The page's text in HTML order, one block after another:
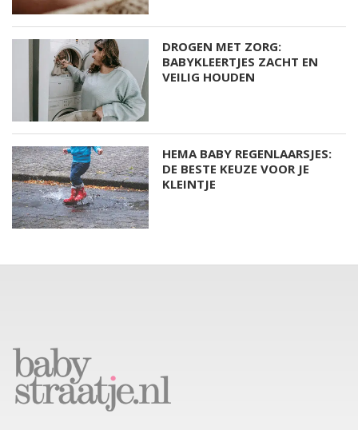
DROGEN MET ZORG:
BABYKLEERTJES ZACHT EN
VEILIG HOUDEN
HEMA BABY REGENLAARSJES:
DE BESTE KEUZE VOOR JE
KLEINTJE